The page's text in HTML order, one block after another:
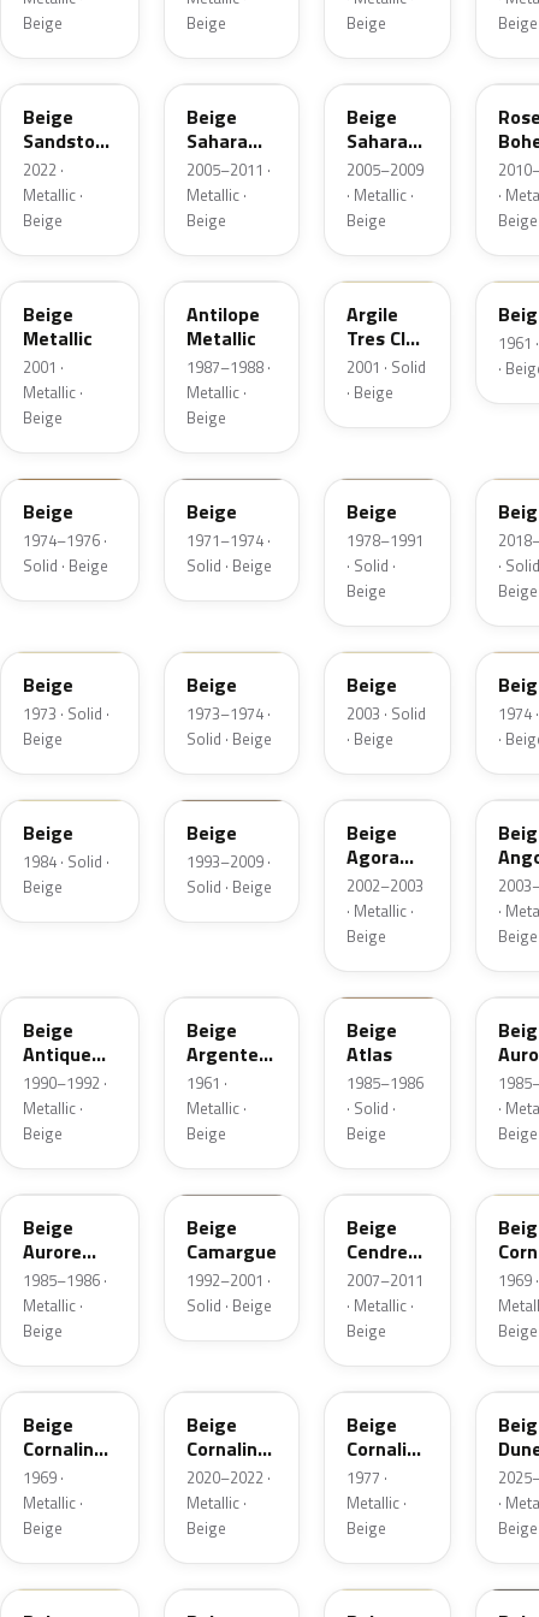
Beige
Beige
Beige
Beige
HNV
Beige
Sandstone
Metallic
2022 ·
Metallic ·
Beige
D19
Beige
Sahara
Nacre
Metallic
2005–2011 ·
Metallic ·
Beige
220.117
Beige
Sahara
Nacre
Metallic
Matte
2005–2009
· Metallic ·
Beige
NNK
·
Beige
B11
Beige
Metallic
2001 ·
Metallic ·
Beige
102
Antilope
Metallic
1987–1988 ·
Metallic ·
Beige
235.55
Argile
Tres Clair
Matte
2001 · Solid
· Beige
314
1961
·
142
Beige
1974–1976 ·
Solid · Beige
139
Beige
1971–1974 ·
Solid · Beige
Beige
1978–1991
· Solid ·
Beige
·
Beige
Beige
1973 · Solid ·
Beige
Beige
1973–1974 ·
Solid · Beige
126
Beige
2003 · Solid
· Beige
144
1974
·
150
Beige
1984 · Solid ·
Beige
A10
Beige
1993–2009 ·
Solid · Beige
220.76
Beige
Agora
Camaieu
Nacre
Matte
2002–2003
· Metallic ·
Beige
·
Beige
Beige
Antique
Metallic
1990–1992 ·
Metallic ·
Beige
Beige
Argente
Metallic
1961 ·
Metallic ·
Beige
163
Beige
Atlas
1985–1986
· Solid ·
Beige
116
·
Beige
108
Beige
Aurore
Metallic
1985–1986 ·
Metallic ·
Beige
139
Beige
Camargue
1992–2001 ·
Solid · Beige
220.125
Beige
Cendre
Nacre
Metallic
Matte
2007–2011
· Metallic ·
Beige
682
1969 ·
Beige
845
Beige
Cornaline
Metallic
1969 ·
Metallic ·
Beige
Beige
Cornaline
Metallic
2020–2022 ·
Metallic ·
Beige
029
Beige
Cornaline
Metallic
1977 ·
Metallic ·
Beige
HPB
·
Beige
156 510 11001